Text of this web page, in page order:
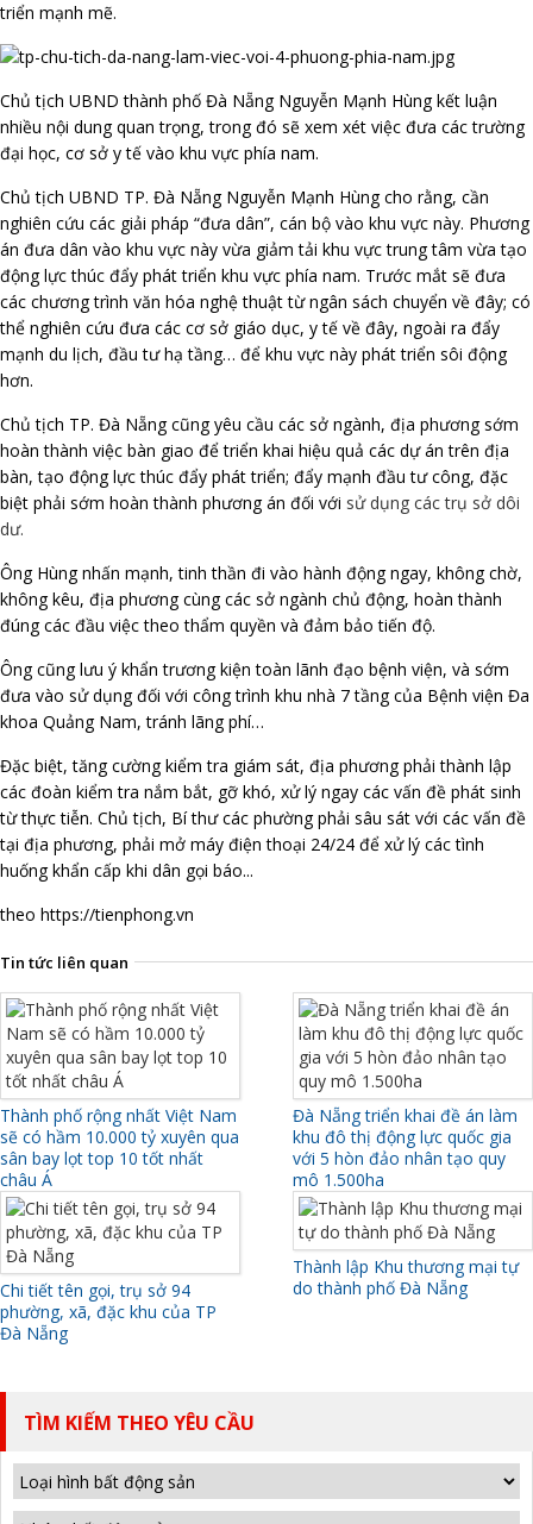
triển mạnh mẽ.
Chủ tịch UBND thành phố Đà Nẵng Nguyễn Mạnh Hùng kết luận
nhiều nội dung quan trọng, trong đó sẽ xem xét việc đưa các trường
đại học, cơ sở y tế vào khu vực phía nam.
Chủ tịch UBND TP. Đà Nẵng Nguyễn Mạnh Hùng cho rằng, cần
nghiên cứu các giải pháp “đưa dân”, cán bộ vào khu vực này. Phương
án đưa dân vào khu vực này vừa giảm tải khu vực trung tâm vừa tạo
động lực thúc đẩy phát triển khu vực phía nam. Trước mắt sẽ đưa
các chương trình văn hóa nghệ thuật từ ngân sách chuyển về đây; có
thể nghiên cứu đưa các cơ sở giáo dục, y tế về đây, ngoài ra đẩy
mạnh du lịch, đầu tư hạ tầng… để khu vực này phát triển sôi động
hơn.
Chủ tịch TP. Đà Nẵng cũng yêu cầu các sở ngành, địa phương sớm
hoàn thành việc bàn giao để triển khai hiệu quả các dự án trên địa
bàn, tạo động lực thúc đẩy phát triển; đẩy mạnh đầu tư công, đặc
biệt phải sớm hoàn thành phương án đối với sử dụng các trụ sở dôi
dư.
Ông Hùng nhấn mạnh, tinh thần đi vào hành động ngay, không chờ,
không kêu, địa phương cùng các sở ngành chủ động, hoàn thành
đúng các đầu việc theo thẩm quyền và đảm bảo tiến độ.
Ông cũng lưu ý khẩn trương kiện toàn lãnh đạo bệnh viện, và sớm
đưa vào sử dụng đối với công trình khu nhà 7 tầng của Bệnh viện Đa
khoa Quảng Nam, tránh lãng phí…
Đặc biệt, tăng cường kiểm tra giám sát, địa phương phải thành lập
các đoàn kiểm tra nắm bắt, gỡ khó, xử lý ngay các vấn đề phát sinh
từ thực tiễn. Chủ tịch, Bí thư các phường phải sâu sát với các vấn đề
tại địa phương, phải mở máy điện thoại 24/24 để xử lý các tình
huống khẩn cấp khi dân gọi báo...
theo https://tienphong.vn
Tin tức liên quan
Thành phố rộng nhất Việt Nam
sẽ có hầm 10.000 tỷ xuyên qua
sân bay lọt top 10 tốt nhất
châu Á
Đà Nẵng triển khai đề án làm
khu đô thị động lực quốc gia
với 5 hòn đảo nhân tạo quy
mô 1.500ha
Chi tiết tên gọi, trụ sở 94
phường, xã, đặc khu của TP
Đà Nẵng
Thành lập Khu thương mại tự
do thành phố Đà Nẵng
TÌM KIẾM THEO YÊU CẦU